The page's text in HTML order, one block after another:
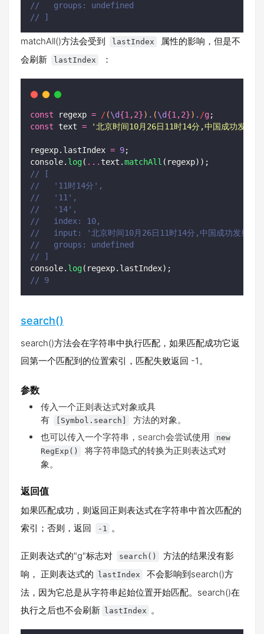
//   groups: undefined
// ]
matchAll()方法会受到 lastIndex
属性的影响，但是不
会刷新
lastIndex ：
const regexp = /(\d{1,2}) . (\d{1,2}) . /g;
const text = '北京时间10月26日11时14分,中国成功发射
regexp.lastIndex = 9;
console. log( ... text.matchAll (regexp));
// [
//   '11时14分',
//   '11',
//   '14',
//   index: 10,
//   input: '北京时间10月26日11时14分,中国成功发射了
//   groups: undefined
// ]
console. log(regexp.lastIndex);
// 9
search()
search()方法会在字符串中执行匹配，如果匹配成功它返
回第一个匹配到的位置索引，匹配失败返回 -1。
参数
传入一个正则表达式对象或具
有
[Symbol.search]
方法的对象。
也可以传入一个字符串，search会尝试使用
new
RegExp()
将字符串隐式的转换为正则表达式对
象。
返回值
如果匹配成功，则返回正则表达式在字符串中首次匹配的
索引；否则，返回
-1 。
正则表达式的"g"标志对 search()
方法的结果没有影
响， 正则表达式的
lastIndex
不会影响到search()方
法，因为它总是从字符串起始位置开始匹配。search()在
执行之后也不会刷新
lastIndex 。